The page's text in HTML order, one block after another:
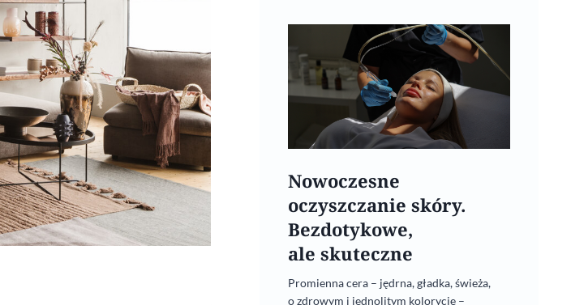
Nowoczesne
oczyszczanie skóry.
Bezdotykowe,
ale skuteczne
Promienna cera – jędrna, gładka, świeża,
o zdrowym i jednolitym kolorycie –